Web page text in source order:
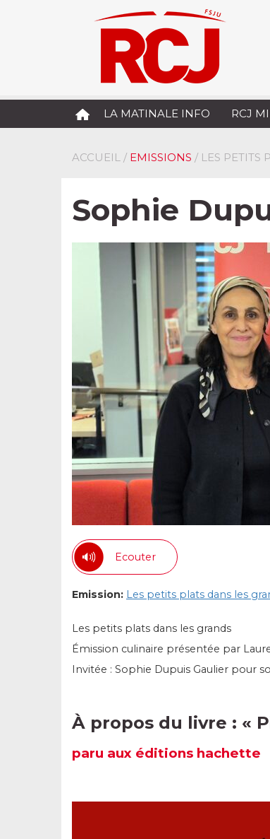
LA MATINALE INFO RCJ
ACCUEIL / EMISSIONS / LES PETITS
Sophie
Ecouter
Emission: Les petits plats dans les
Les petits plats dans les grands
Émission culinaire présentée par
Invitée : Sophie Dupuis Gaulier pour
À propos du livre : «
paru aux éditions hachette